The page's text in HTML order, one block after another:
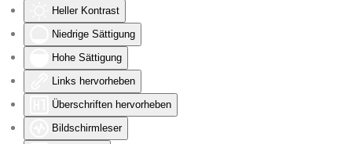
Heller Kontrast
Niedrige Sättigung
Hohe Sättigung
Links hervorheben
Überschriften hervorheben
Bildschirmleser